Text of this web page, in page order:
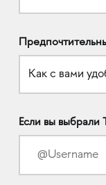
Как с вами
Если вы выбрали